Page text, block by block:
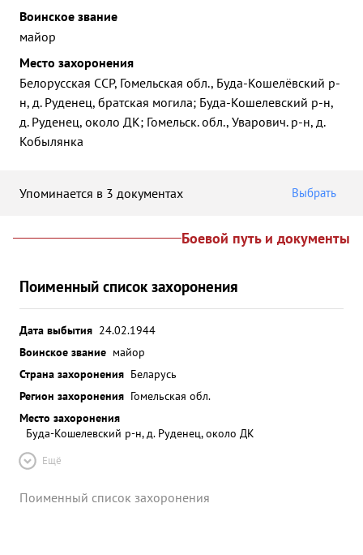
Воинское звание
майор
Место захоронения
Белорусская ССР, Гомельская обл., Буда-Кошелёвский р-
н, д. Руденец, братская могила; Буда-Кошелевский р-н,
д. Руденец, около ДК; Гомельск. обл., Уварович. р-н, д.
Кобылянка
Упоминается в 3 документах Выбрать
Боевой путь и документы
Поименный список захоронения
Дата выбытия 24.02.1944
Воинское звание майор
Страна захоронения Беларусь
Регион захоронения Гомельская обл.
Место захоронения
Буда-Кошелевский р-н, д. Руденец, около ДК
Ещё
Поименный список захоронения